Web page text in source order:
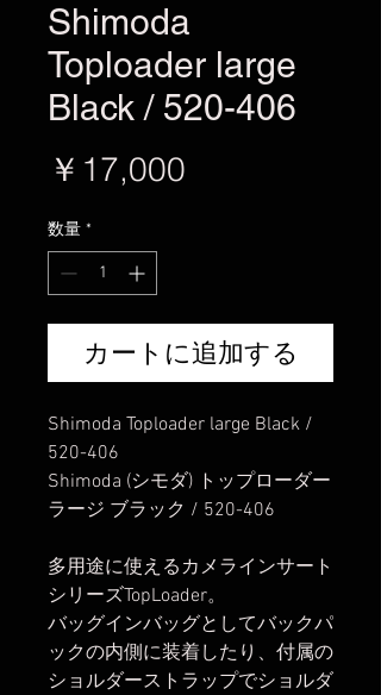
Shimoda
Toploader large
Black / 520-406
￥17,000
数量 *
カートに追加する
Shimoda Toploader large Black /
520-406
Shimoda (シモダ) トップローダー
ラージ ブラック / 520-406
多用途に使えるカメラインサート
シリーズTopLoader。
バッグインバッグとしてバックパ
ックの内側に装着したり、付属の
ショルダーストラップでショルダ